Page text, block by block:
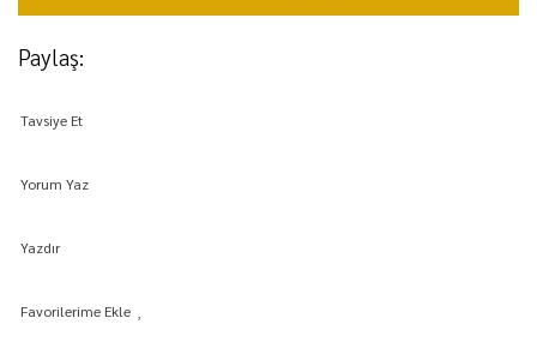
Paylaş:
Tavsiye Et
Yorum Yaz
Yazdır